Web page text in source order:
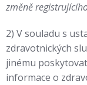
změně
2) V souladu s
zdravotnických
jinému
informace o